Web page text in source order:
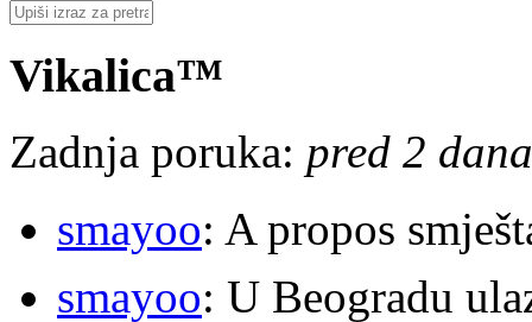
Vikalica™
Zadnja poruka: pred 2
smayoo: A propos
smayoo: U Beogradu